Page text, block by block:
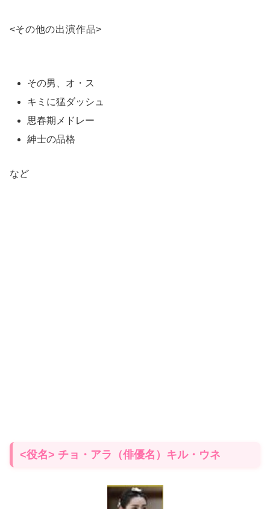
<その他の出演作品>
その男、オ・ス
キミに猛ダッシュ
思春期メドレー
紳士の品格
など
<役名> チョ・アラ（俳優名）キル・ウネ